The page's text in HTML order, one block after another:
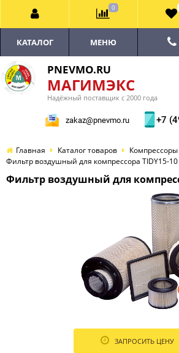
PNEVMO.RU
МАГИМЭКС
Надёжный поставщик с 2000 года
zakaz@pnevmo.ru +7
КАТАЛОГ МЕНЮ
Главная Каталог товаров
Компрессоры
Фильтр воздушный для компрессора TIDY15-10
Фильтр воздушный для
ЗАПРОСИТЬ ЦЕНУ
0